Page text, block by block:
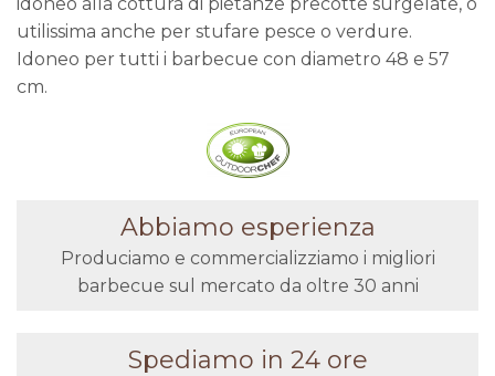
utilissima anche per stufare pesce o verdure.
Idoneo per tutti i barbecue con diametro 48 e 57
cm.
Abbiamo esperienza
Produciamo e commercializziamo i migliori
barbecue sul mercato da oltre 30 anni
Spediamo in 24 ore